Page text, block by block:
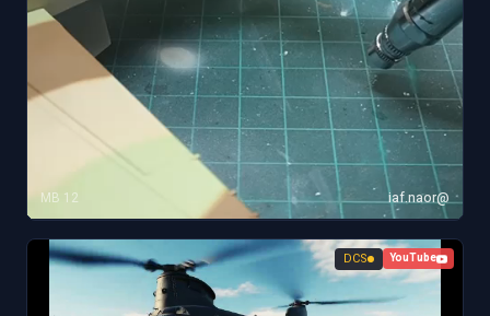
@iaf.naor
12 MB
YouTube
DCS